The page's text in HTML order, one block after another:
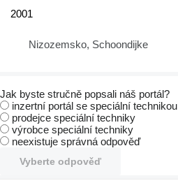
2001
Nizozemsko, Schoondijke
Jak byste stručně popsali náš portál?
inzertní portál se speciální technikou
prodejce speciální techniky
výrobce speciální techniky
neexistuje správná odpověď
Vyberte odpověď